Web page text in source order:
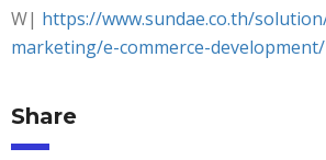
W| https://www.sundae.co.th/
marketing/e-commerce-development/
Share